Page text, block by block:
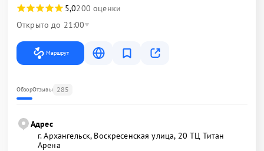
5,0200 оценки
Открыто до 21:00
Маршрут
ОбзорОтзывы 285
Адрес
г. Архангельск, Воскресенская улица, 20 ТЦ Титан
Арена